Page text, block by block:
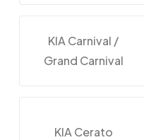
KIA Carnival /
Grand Carnival
KIA Cerato